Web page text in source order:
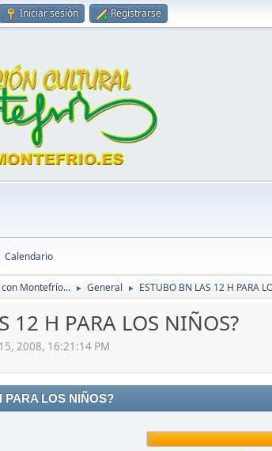
Iniciar sesión Registrarse
Calendario
Montefrío... ► General ► ESTUBO BN LAS 12 H PARA
12 H PARA LOS NIÑOS?
2008, 16:21:14 PM
PARA LOS NIÑOS?